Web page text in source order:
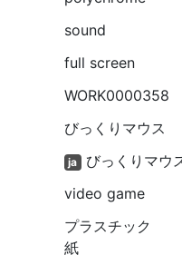
sound
full screen
WORK0000358
びっくりマウス
ja
びっくりマウ
video game
プラスチック
紙